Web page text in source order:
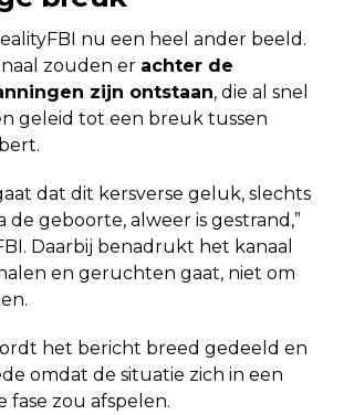
nu een heel ander beeld.
zouden er achter de
zijn ontstaan, die al snel
geleid tot een breuk tussen
dat dit kersverse geluk, slechts
de geboorte, alweer is gestrand,”
Daarbij benadrukt het kanaal
en geruchten gaat, niet om
het bericht breed gedeeld en
omdat de situatie zich in een
fase zou afspelen.